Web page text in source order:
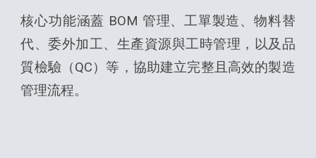
核心功能涵蓋 BOM 管理、工單製造、物料替
代、委外加工、生產資源與工時管理，以及品
質檢驗（QC）等，協助建立完整且高效的製造
管理流程。